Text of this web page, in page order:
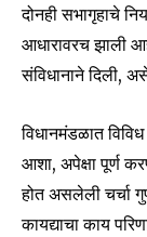
Join our
दोनही सभागृहाचे
आधारावरच झाली
संविधानाने दिली,
विधानमंडळात
आशा, अपेक्षा पूर्ण
होत असलेली चर्चा
कायद्याचा काय